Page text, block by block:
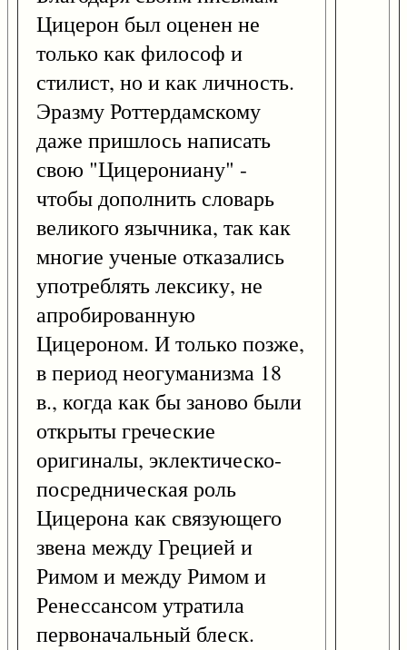
Цицерон был оценен не
только как философ и
стилист, но и как личность.
Эразму Роттердамскому
даже пришлось написать
свою "Цицерониану" -
чтобы дополнить словарь
великого язычника, так как
многие ученые отказались
употреблять лексику, не
апробированную
Цицероном. И только позже,
в период неогуманизма 18
в., когда как бы заново были
открыты греческие
оригиналы, эклектическо-
посредническая роль
Цицерона как связующего
звена между Грецией и
Римом и между Римом и
Ренессансом утратила
первоначальный блеск.